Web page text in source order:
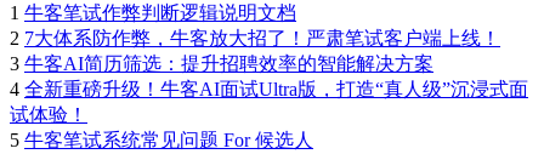
1 牛客笔试作弊判断逻辑说明文档
2 7大体系防作弊，牛客放大招了！严肃笔试客户端上线！
3 牛客AI简历筛选：提升招聘效率的智能解决方案
4 全新重磅升级！牛客AI面试Ultra版，打造“真人级”沉浸式面
试体验！
5 牛客笔试系统常见问题 For 候选人